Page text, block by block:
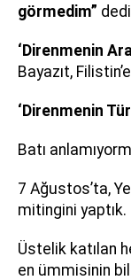
görmedim”
‘Direnmenin
Bayazıt,
‘Direnmenin
Batı
7 Ağustos’ta,
mitingini yaptık.
Üstelik katılan
en ümmisinin